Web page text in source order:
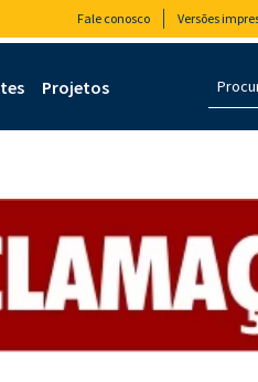
Fale conosco Versões
Projetos